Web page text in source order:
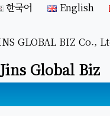
한국어 English
Jins Global Biz